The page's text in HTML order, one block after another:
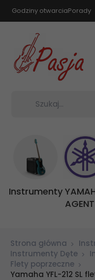
Godziny otwarciaPorady
Szukaj...
Instrumenty
AGENT
Strona główna
Instrumenty Dęte
Flety poprzeczne
Yamaha YFL-212 SL